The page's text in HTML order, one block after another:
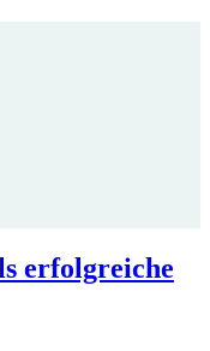
erfolgreiche